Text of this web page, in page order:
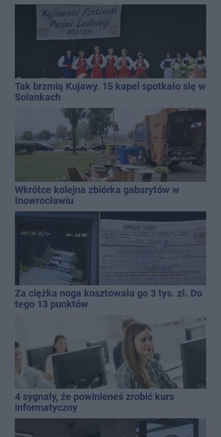
Tak brzmią Kujawy. 15 kapel spotkało się w
Solankach
Wkrótce kolejna zbiórka gabarytów w
Inowrocławiu
Za ciężka noga kosztowała go 3 tys. zł. Do
tego 13 punktów
4 sygnały, że powinieneś zrobić kurs
informatyczny